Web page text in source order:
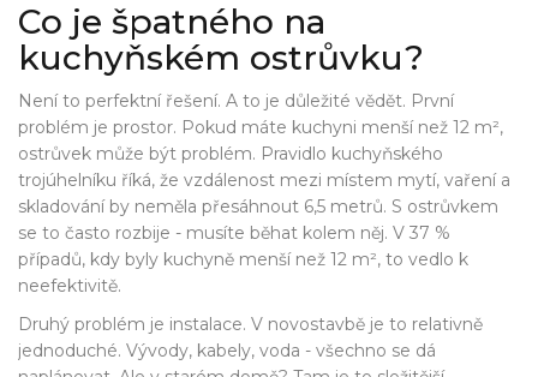
Co je špatného na
kuchyňském ostrůvku?
Není to perfektní řešení. A to je důležité vědět. První
problém je prostor. Pokud máte kuchyni menší než 12 m²,
ostrůvek může být problém. Pravidlo kuchyňského
trojúhelníku říká, že vzdálenost mezi místem mytí, vaření a
skladování by neměla přesáhnout 6,5 metrů. S ostrůvkem
se to často rozbije - musíte běhat kolem něj. V 37 %
případů, kdy byly kuchyně menší než 12 m², to vedlo k
neefektivitě.
Druhý problém je instalace. V novostavbě je to relativně
jednoduché. Vývody, kabely, voda - všechno se dá